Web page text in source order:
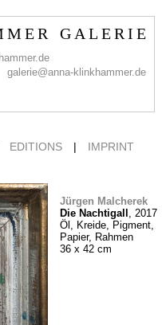
E R G A L E R I E
galerie@anna-klinkhammer.de
EDITIONS | IMPRINT
Jürgen Malcherek
Die Nachtigall , 2017
Öl, Kreide, Pigment,
Papier, Rahmen
36 x 42 cm